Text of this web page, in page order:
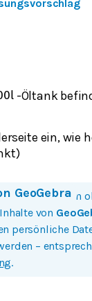
l-Öltank
ein, wie
GeoGebra
oder Button
von
persönliche
–
.